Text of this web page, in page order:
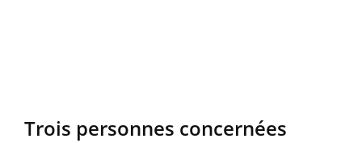
Trois personnes concernées